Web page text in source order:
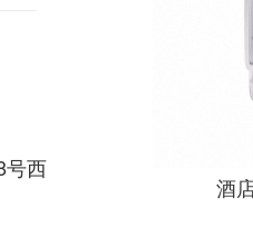
酒
号西